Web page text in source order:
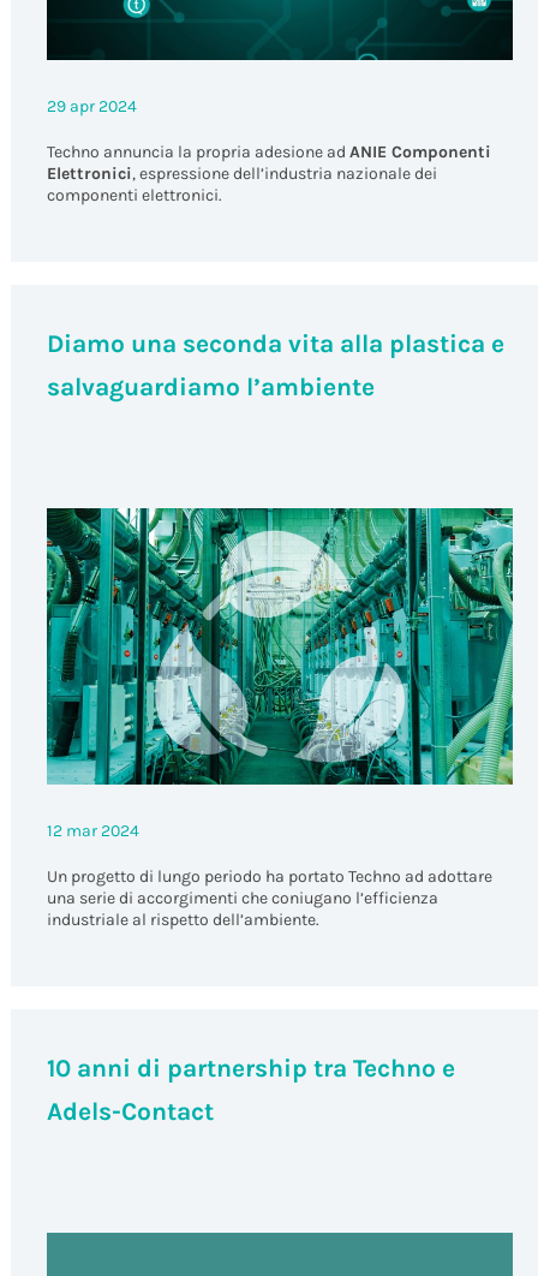
29 apr 2024
Techno annuncia la propria adesione ad ANIE Componenti
Elettronici, espressione dell’industria nazionale dei
componenti elettronici.
Diamo una seconda vita alla plastica e
salvaguardiamo l’ambiente
12 mar 2024
Un progetto di lungo periodo ha portato Techno ad adottare
una serie di accorgimenti che coniugano l’efficienza
industriale al rispetto dell’ambiente.
10 anni di partnership tra Techno e
Adels-Contact